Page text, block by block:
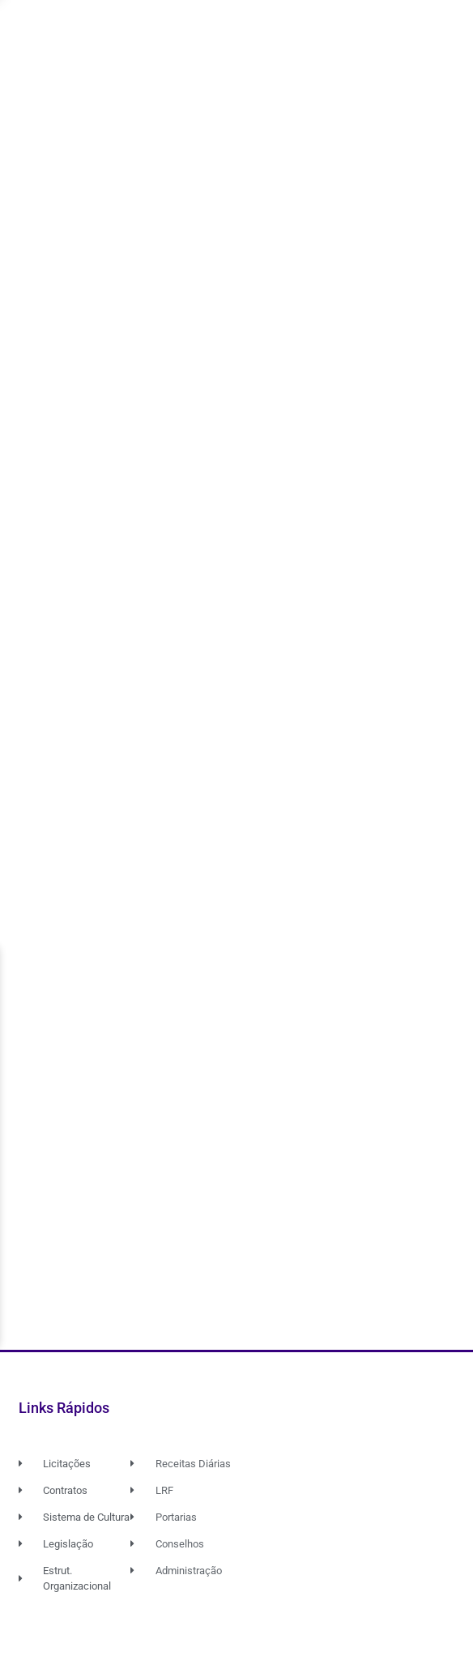
Links Rápidos
Licitações
Contratos
Sistema de Cultura
Legislação
Estrut.
Organizacional
Receitas Diárias
LRF
Portarias
Conselhos
Administração